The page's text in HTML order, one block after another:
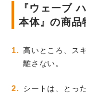
『ウェーブ
本体』の商品
高いところ、ス
離さない。
シートは、とっ